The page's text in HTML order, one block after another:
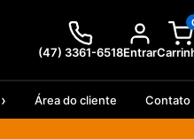
(47) 3361-6518Entrar
Área do cliente Contato